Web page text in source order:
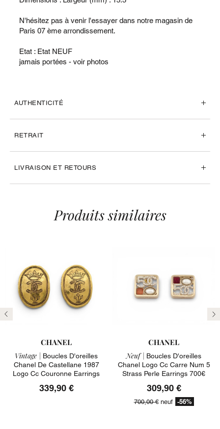
N'hésitez pas à venir l'essayer dans notre magasin de
Paris 07 ème arrondissement.
Etat : Etat NEUF
jamais portées - voir photos
AUTHENTICITÉ
RETRAIT
LIVRAISON ET RETOURS
Précédent
Produits similaires
CHANEL
Vintage | Boucles D'oreilles
Chanel De Castellane 1987
Logo Cc Couronne Earrings
339,90 €
CHANEL
Neuf | Boucles D'oreilles
Chanel Logo Cc Carre Num 5
Strass Perle Earrings 700€
309,90 €
700,00 €neuf -56%